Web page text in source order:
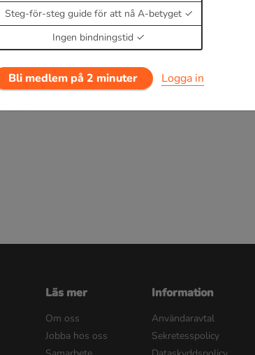
kr.
Steg-för-steg guide för att nå A-betyget
Ingen bindningstid
Bli medlem på 2 minuter Logga in
Läs mer
Om oss
Jobba hos oss
Information
Användaravtal
Sekretesspolicy